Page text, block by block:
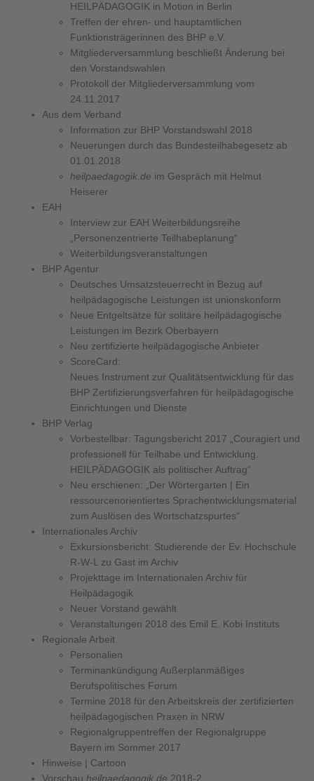
HEILPÄDAGOGIK in Motion in Berlin
Treffen der ehren- und hauptamtlichen
Funktionsträgerinnen des BHP e.V.
Mitgliederversammlung beschließt Änderung bei
den Vorstandswahlen
Protokoll der Mitgliederversammlung vom
24.11.2017
Aus dem Verband
Information zur BHP Vorstandswahl 2018
Neuerungen durch das Bundesteilhabegesetz ab
01.01.2018
heilpaedagogik.de im Gespräch mit Helmut
Heiserer
EAH
Interview zur EAH Weiterbildungsreihe
„Personenzentrierte Teilhabeplanung“
Weiterbildungsveranstaltungen
BHP Agentur
Deutsches Umsatzsteuerrecht in Bezug auf
heilpädagogische Leistungen ist unionskonform
Neue Entgeltsätze für solitäre heilpädagogische
Leistungen im Bezirk Oberbayern
Neu zertifizierte heilpädagogische Anbieter
ScoreCard:
Neues Instrument zur Qualitätsentwicklung für das
BHP Zertifizierungsverfahren für heilpädagogische
Einrichtungen und Dienste
BHP Verlag
Vorbestellbar: Tagungsbericht 2017 „Couragiert und
professionell für Teilhabe und Entwicklung.
HEILPÄDAGOGIK als politischer Auftrag“
Neu erschienen: „Der Wörtergarten | Ein
ressourcenorientiertes Sprachentwicklungsmaterial
zum Auslösen des Wortschatzspurtes“
Internationales Archiv
Exkursionsbericht: Studierende der Ev. Hochschule
R-W-L zu Gast im Archiv
Projekttage im Internationalen Archiv für
Heilpädagogik
Neuer Vorstand gewählt
Veranstaltungen 2018 des Emil E. Kobi Instituts
Regionale Arbeit
Personalien
Terminankündigung Außerplanmäßiges
Berufspolitisches Forum
Termine 2018 für den Arbeitskreis der zertifizierten
heilpädagogischen Praxen in NRW
Regionalgruppentreffen der Regionalgruppe
Bayern im Sommer 2017
Hinweise | Cartoon
Vorschau heilpaedagogik.de 2018-2